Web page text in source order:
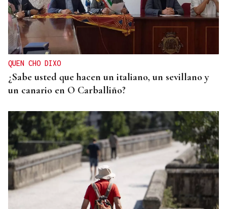
BIOGRAFÍAS
Jesusa Prado López, la fuerza ourensana que
iluminó La Habana
QUEN CHO DIXO
¿Sabe usted que hacen un italiano, un sevillano y
un canario en O Carballiño?